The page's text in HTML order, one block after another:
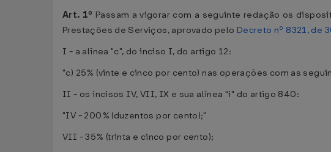
Art. 1º Passam a vigorar com a seguinte redação os
Prestações de Serviços, aprovado pelo Decreto nº 8321, de
I - a alínea "c", do inciso I, do artigo 12:
"c) 25% (vinte e cinco por cento) nas operações com as
II - os incisos IV, VII, IX e sua alínea "i" do artigo 840:
"IV - 200% (duzentos por cento);"
VII - 35% (trinta e cinco por cento);